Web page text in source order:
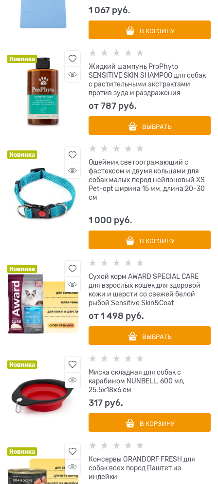
1 067 руб.
В КОРЗИНУ
Новинка
Жидкий шампунь ProPhyto
SENSITIVE SKIN SHAMPOO для собак
с растительными экстрактами
против зуда и раздражения
от787 руб.
ВЫБРАТЬ
Новинка
Ошейник светоотражающий с
фастексом и двумя кольцами для
собак малых пород нейлоновый XS
Pet-opt ширина 15 мм, длина 20-30
см
1 000 руб.
В КОРЗИНУ
Новинка
Сухой корм AWARD SPECIAL CARE
для взрослых кошек для здоровой
кожи и шерсти со свежей белой
рыбой Sensitive Skin&Coat
от1 498 руб.
ВЫБРАТЬ
Новинка
Миска складная для собак с
карабином NUNBELL, 600 мл,
25.5х18х6 см
317 руб.
В КОРЗИНУ
Новинка
Консервы GRANDORF FRESH для
собак всех пород Паштет из
индейки